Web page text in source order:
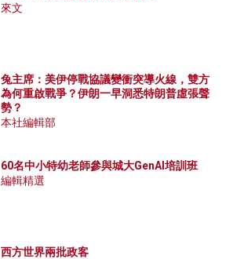
來文
兔主席：美伊停戰協議變衝突導火線，雙方
為何重啟戰爭？伊朗一早洞悉特朗普虛張聲
勢？
本社編輯部
60名中小特幼老師參與城大GenAI培訓班
編輯精選
西方世界兩批政客